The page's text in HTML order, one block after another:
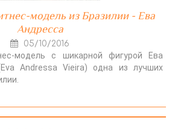
модель из Бразилии - Ева
Андресса
05/10/2016
модель с шикарной фигурой Ева
Andressa Vieira) одна из лучших